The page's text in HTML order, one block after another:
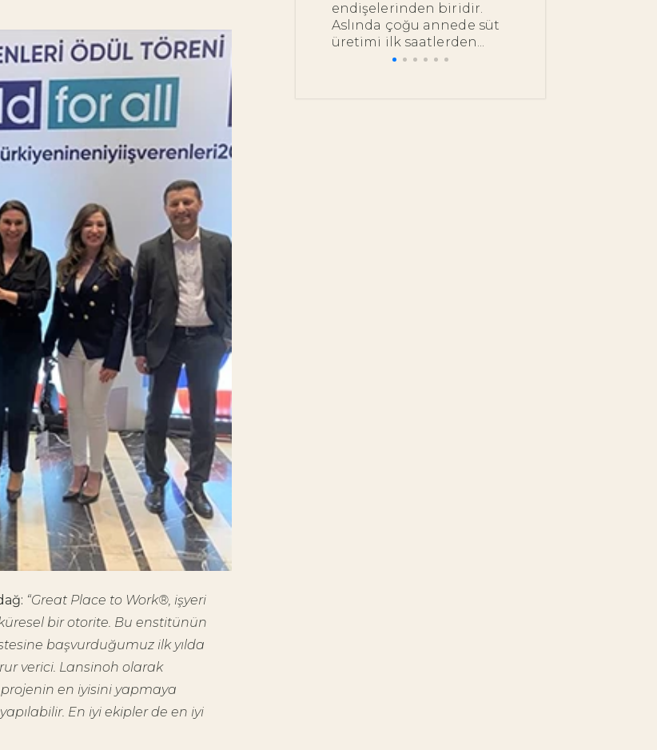
“Great Place to Work®, işyeri
bir otorite. Bu enstitünün
başvurduğumuz ilk yılda
verici. Lansinoh olarak
en iyisini yapmaya
En iyi ekipler de en iyi
endişelerinden biridir.
Aslında çoğu annede süt
üretimi ilk saatlerden...